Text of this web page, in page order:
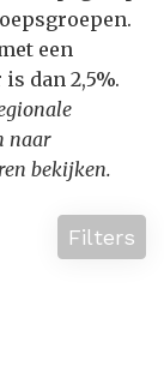
een
dan 2,5%.
naar
bekijken.
Filters